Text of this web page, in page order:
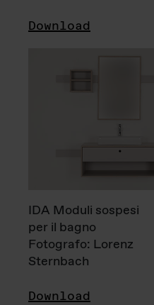
Download
IDA Moduli sospesi
per il bagno
Fotografo: Lorenz
Sternbach
Download